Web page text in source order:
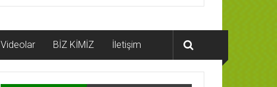
Videolar BİZ KİMİZ İletişim